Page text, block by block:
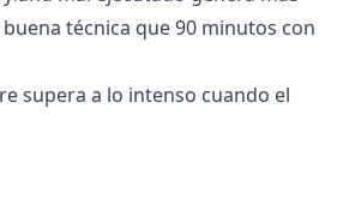
técnica que 90 minutos con
supera a lo intenso cuando el